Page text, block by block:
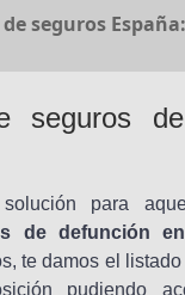
seguros España:
seguros
para
de defunción
te damos el
pudiendo